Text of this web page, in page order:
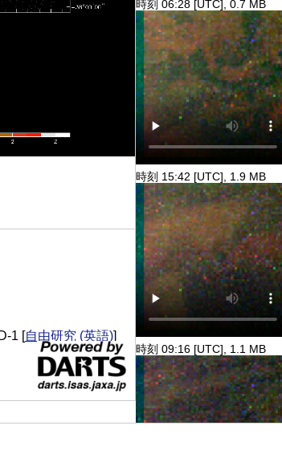
1 [自由研究 (英語)]
時刻 06:28 [UTC], 0.7 MB
時刻 15:42 [UTC], 1.9 MB
時刻 09:16 [UTC], 1.1 MB